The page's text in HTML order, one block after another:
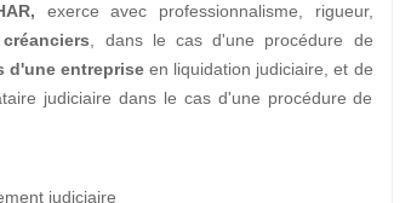
exerce avec professionnalisme, rigueur,
, dans le cas d'une procédure de
d'une entreprise en liquidation judiciaire, et de
judiciaire dans le cas d'une procédure de
judiciaire